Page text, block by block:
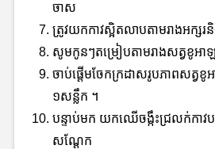
ចាស
ត្រូវយកកាវស្អិតលាបតាមរាងអក្សរ
សូមកូនៗតម្រៀបតាមរាងសត្វខូអាឡ
ចាប់ផ្តើមចែកក្រដាសរូបភាពសត្វខូអ
១សន្លឹក ។
បន្ទាប់មក យកឈើចង្កឹះជ្រលក់កាវ
សណ្ដែក